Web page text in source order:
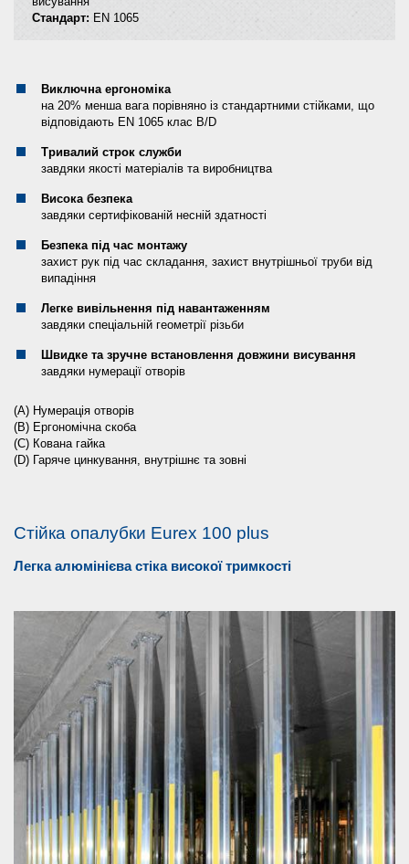
Стандарт: EN 1065
Виключна ергономіка
на 20% менша вага порівняно із стандартними стійками, що
відповідають EN 1065 клас B/D
Тривалий строк служби
завдяки якості матеріалів та виробництва
Висока безпека
завдяки сертифікованій несній здатності
Безпека під час монтажу
захист рук під час складання, захист внутрішньої труби від
випадіння
Легке вивільнення під навантаженням
завдяки спеціальній геометрії різьби
Швидке та зручне встановлення довжини висування
завдяки нумерації отворів
(A) Нумерація отворів
(B) Ергономічна скоба
(C) Кована гайка
(D) Гаряче цинкування, внутрішнє та зовні
Стійка опалубки Eurex 100 plus
Легка алюмінієва стіка високої тримкості